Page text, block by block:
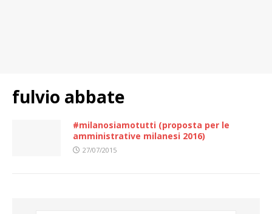
fulvio abbate
#milanosiamotutti (proposta per le
amministrative milanesi 2016)
27/07/2015